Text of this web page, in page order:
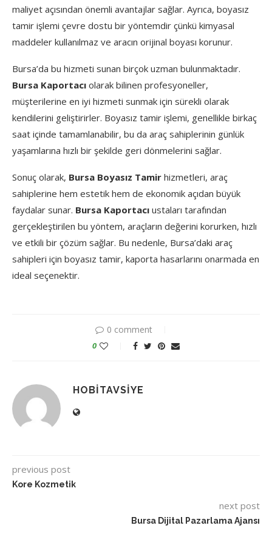
maliyet açısından önemli avantajlar sağlar. Ayrıca, boyasız
tamir işlemi çevre dostu bir yöntemdir çünkü kimyasal
maddeler kullanılmaz ve aracın orijinal boyası korunur.
Bursa’da bu hizmeti sunan birçok uzman bulunmaktadır.
Bursa Kaportacı olarak bilinen profesyoneller,
müşterilerine en iyi hizmeti sunmak için sürekli olarak
kendilerini geliştirirler. Boyasız tamir işlemi, genellikle birkaç
saat içinde tamamlanabilir, bu da araç sahiplerinin günlük
yaşamlarına hızlı bir şekilde geri dönmelerini sağlar.
Sonuç olarak, Bursa Boyasız Tamir hizmetleri, araç
sahiplerine hem estetik hem de ekonomik açıdan büyük
faydalar sunar. Bursa Kaportacı ustaları tarafından
gerçekleştirilen bu yöntem, araçların değerini korurken, hızlı
ve etkili bir çözüm sağlar. Bu nedenle, Bursa’daki araç
sahipleri için boyasız tamir, kaporta hasarlarını onarmada en
ideal seçenektir.
0 comment
0
HOBITAVSIYE
previous post
Kore Kozmetik
next post
Bursa Dijital Pazarlama Ajansı